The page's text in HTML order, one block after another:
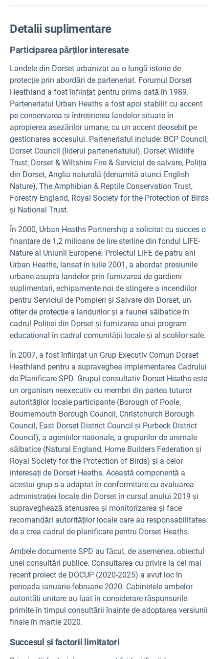
Detalii suplimentare
Participarea părților interesate
Landele din Dorset urbanizat au o lungă istorie de
protecție prin abordări de parteneriat. Forumul Dorset
Heathland a fost înființat pentru prima dată în 1989.
Parteneriatul Urban Heaths a fost apoi stabilit cu accent
pe conservarea și întreținerea landelor situate în
apropierea așezărilor umane, cu un accent deosebit pe
gestionarea accesului. Parteneriatul include: BCP Council,
Dorset Council (liderul parteneriatului), Dorset Wildlife
Trust, Dorset & Wiltshire Fire & Serviciul de salvare, Poliția
din Dorset, Anglia naturală (denumită atunci English
Nature), The Amphibian & Reptile Conservation Trust,
Forestry England, Royal Society for the Protection of Birds
și National Trust.
În 2000, Urban Heaths Partnership a solicitat cu succes o
finanțare de 1,2 milioane de lire sterline din fondul LIFE-
Nature al Uniunii Europene. Proiectul LIFE de patru ani
Urban Heaths, lansat în iulie 2001, a abordat presiunile
urbane asupra landelor prin furnizarea de gardieni
suplimentari, echipamente noi de stingere a incendiilor
pentru Serviciul de Pompieri și Salvare din Dorset, un
ofițer de protecție a landurilor și a faunei sălbatice în
cadrul Poliției din Dorset și furnizarea unui program
educațional în cadrul comunității locale și al școlilor sale.
În 2007, a fost înființat un Grup Executiv Comun Dorset
Heathland pentru a supraveghea implementarea Cadrului
de Planificare SPD. Grupul consultativ Dorset Heaths este
un organism neexecutiv cu membri din partea tuturor
autorităților locale participante (Borough of Poole,
Bournemouth Borough Council, Christchurch Borough
Council, East Dorset District Council și Purbeck District
Council), a agențiilor naționale, a grupurilor de animale
sălbatice (Natural England, Home Builders Federation și
Royal Society for the Protection of Birds) și a celor
interesați de Dorset Heaths. Această componență a
acestui grup s-a adaptat în conformitate cu evaluarea
administrației locale din Dorset în cursul anului 2019 și
supraveghează atenuarea și monitorizarea și face
recomandări autorităților locale care au responsabilitatea
de a crea cadrul de planificare pentru Dorset Heaths.
Ambele documente SPD au făcut, de asemenea, obiectul
unei consultări publice. Consultarea cu privire la cel mai
recent proiect de DOCUP (2020-2025) a avut loc în
perioada ianuarie-februarie 2020. Cabinetele ambelor
autorități unitare au luat în considerare răspunsurile
primite în timpul consultării înainte de adoptarea versiunii
finale în martie 2020.
Succesul și factorii limitatori